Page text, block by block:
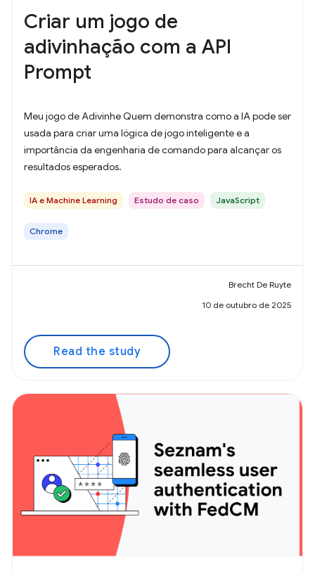
Criar um jogo de
adivinhação com a API
Prompt
Meu jogo de Adivinhe Quem demonstra como a IA pode ser
usada para criar uma lógica de jogo inteligente e a
importância da engenharia de comando para alcançar os
resultados esperados.
IA e Machine Learning Estudo de caso JavaScript
Chrome
Brecht De Ruyte
10 de outubro de 2025
Read the study